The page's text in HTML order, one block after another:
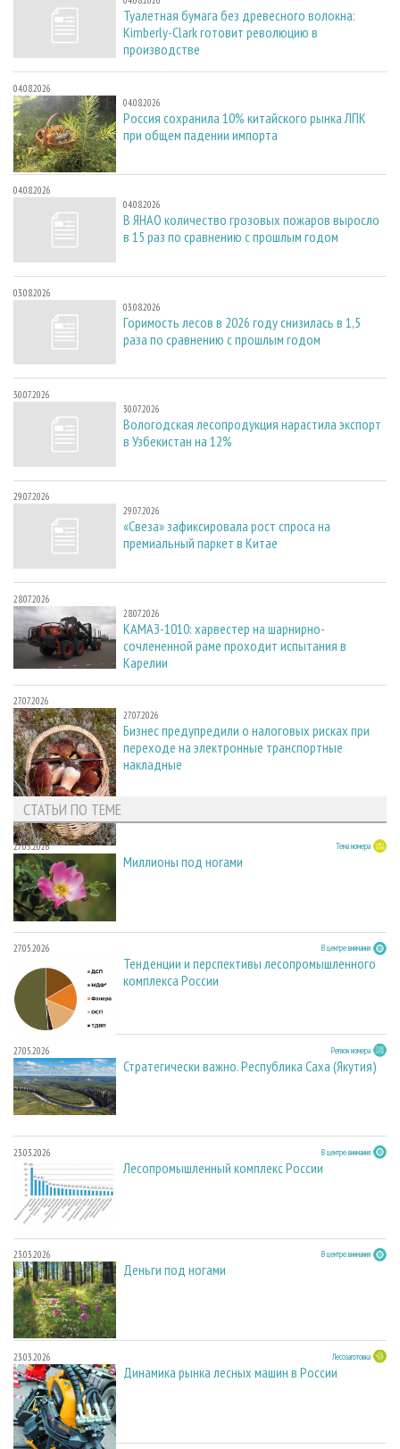
Туалетная бумага без древесного волокна:
Kimberly-Clark готовит революцию в
производстве
04.08.2026
04.08.2026
Россия сохранила 10% китайского рынка ЛПК
при общем падении импорта
04.08.2026
04.08.2026
В ЯНАО количество грозовых пожаров выросло
в 15 раз по сравнению с прошлым годом
03.08.2026
03.08.2026
Горимость лесов в 2026 году снизилась в 1,5
раза по сравнению с прошлым годом
30.07.2026
30.07.2026
Вологодская лесопродукция нарастила экспорт
в Узбекистан на 12%
29.07.2026
29.07.2026
«Свеза» зафиксировала рост спроса на
премиальный паркет в Китае
28.07.2026
28.07.2026
КАМАЗ-1010: харвестер на шарнирно-
сочлененной раме проходит испытания в
Карелии
27.07.2026
27.07.2026
Бизнес предупредили о налоговых рисках при
переходе на электронные транспортные
накладные
СТАТЬИ ПО ТЕМЕ
27.05.2026 Тема номера
Миллионы под ногами
27.05.2026 В центре внимания
Тенденции и перспективы лесопромышленного
комплекса России
27.05.2026 Регион номера
Стратегически важно. Республика Саха (Якутия)
23.03.2026 В центре внимания
Лесопромышленный комплекс России
23.03.2026 В центре внимания
Деньги под ногами
23.03.2026 Лесозаготовка
Динамика рынка лесных машин в России